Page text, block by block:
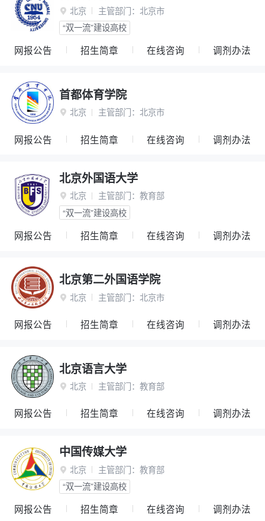
 北京 主管部门： 北京市
“双一流”建设高校
网报公告 招生简章 在线咨询 调剂办法
首都体育学院
 北京 主管部门： 北京市
网报公告 招生简章 在线咨询 调剂办法
北京外国语大学
 北京 主管部门： 教育部
“双一流”建设高校
网报公告 招生简章 在线咨询 调剂办法
北京第二外国语学院
 北京 主管部门： 北京市
网报公告 招生简章 在线咨询 调剂办法
北京语言大学
 北京 主管部门： 教育部
网报公告 招生简章 在线咨询 调剂办法
中国传媒大学
 北京 主管部门： 教育部
“双一流”建设高校
网报公告 招生简章 在线咨询 调剂办法